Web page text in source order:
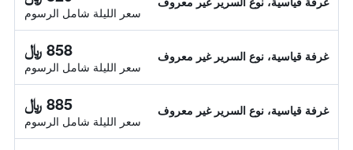
سعر الليلة شامل الرسوم
غرفة قياسية، نوع السرير غير معروف 858 ﷼
سعر الليلة شامل الرسوم
غرفة قياسية، نوع السرير غير معروف 885 ﷼
سعر الليلة شامل الرسوم